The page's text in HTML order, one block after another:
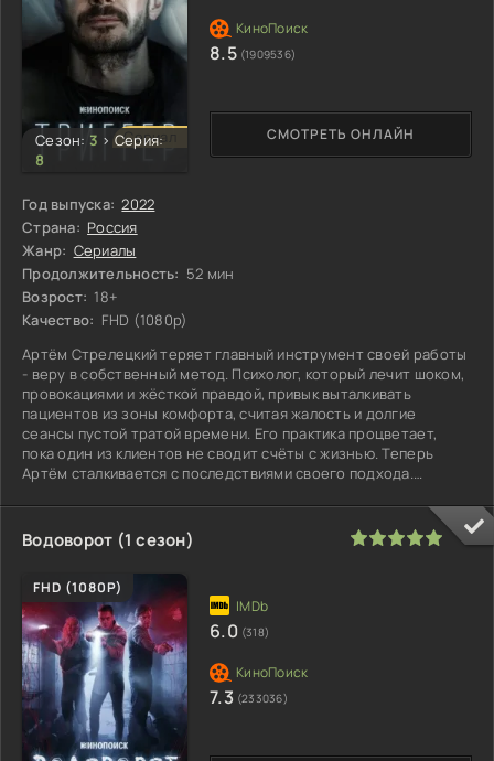
Сериал
Сезон: 3 > Серия:
8
Год выпуска: 2022
Страна: Россия
Жанр: Сериалы
Продолжительность: 52 мин
Возрост: 18+
Качество: FHD (1080p)
Артём Стрелецкий теряет главный инструмент своей работы
- веру в собственный метод. Психолог, который лечит шоком,
провокациями и жёсткой правдой, привык выталкивать
пациентов из зоны комфорта, считая жалость и долгие
сеансы пустой тратой времени. Его практика процветает,
пока один из клиентов не сводит счёты с жизнью. Теперь
Артём сталкивается с последствиями своего подхода.
СМОТРЕТЬ ОНЛАЙН
8.5 (1909536)
Водоворот (1 сезон)
FHD (1080P)
6.0 (318)
7.3 (233036)
100